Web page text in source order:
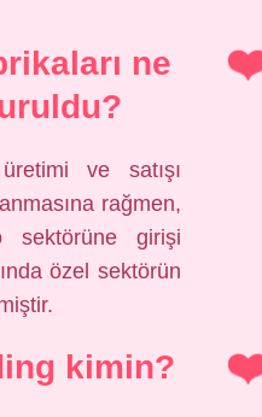
ne
ve satışı
rağmen,
sektörüne girişi
özel sektörün
kimin?